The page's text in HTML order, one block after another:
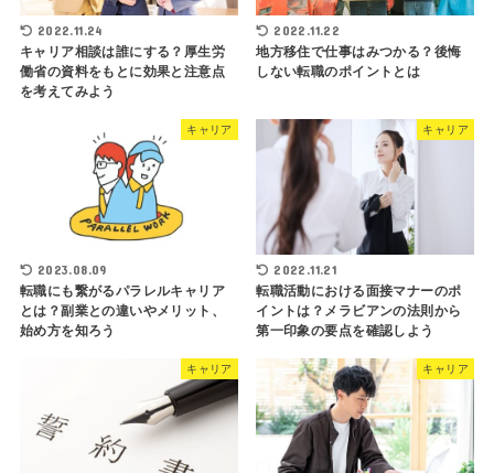
2022.11.24
キャリア相談は誰にする？厚生労
働省の資料をもとに効果と注意点
を考えてみよう
2022.11.22
地方移住で仕事はみつかる？後悔
しない転職のポイントとは
キャリア
2023.08.09
転職にも繋がるパラレルキャリア
とは？副業との違いやメリット、
始め方を知ろう
キャリア
2022.11.21
転職活動における面接マナーのポ
イントは？メラビアンの法則から
第一印象の要点を確認しよう
キャリア キャリア